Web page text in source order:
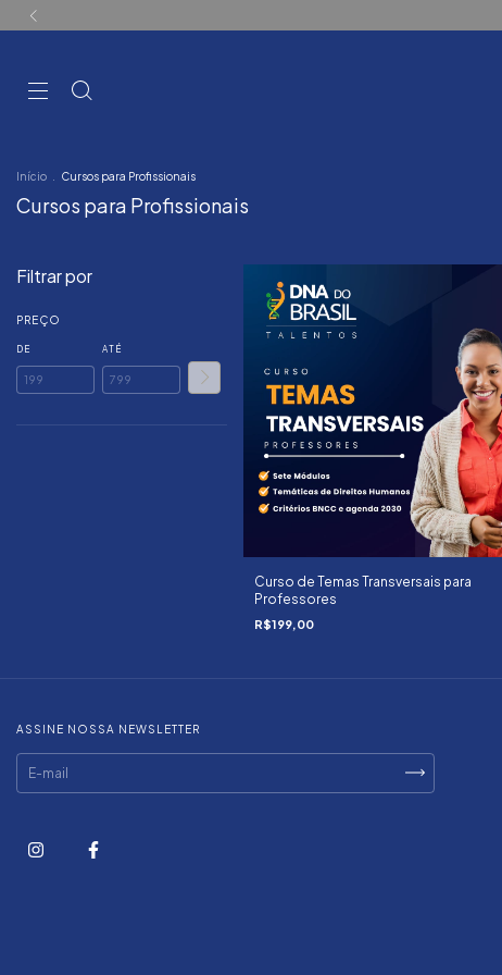
Início Cursos para Profissionais
Cursos para Profissionais
Filtrar por
PREÇO
DE ATÉ
Curso de Temas Transversais para
Professores
R$199,00
ASSINE NOSSA NEWSLETTER